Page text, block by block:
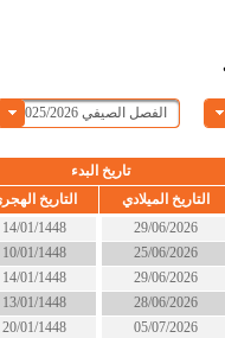
التاريخ الهجري
التاريخ الميلادي
14/01/1448
10/01/1448
14/01/1448
13/01/1448
20/01/1448
25/07/2026
06/08/2026
25/07/2026
29/07/2026
30/07/2026